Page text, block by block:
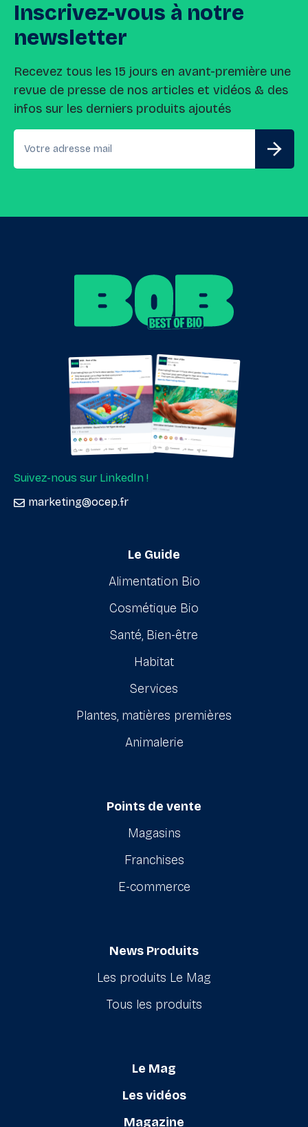
Inscrivez-vous à notre
newsletter
Recevez tous les 15 jours en avant-première une
revue de presse de nos articles et vidéos & des
infos sur les derniers produits ajoutés
Suivez-nous sur LinkedIn !
marketing@ocep.fr
Le Guide
Alimentation Bio
Cosmétique Bio
Santé, Bien-être
Habitat
Services
Plantes, matières premières
Animalerie
Points de vente
Magasins
Franchises
E-commerce
News Produits
Les produits Le Mag
Tous les produits
Le Mag
Les vidéos
Magazine